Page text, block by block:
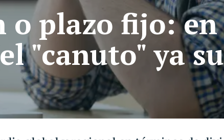
o plazo fijo:
"canuto" ya